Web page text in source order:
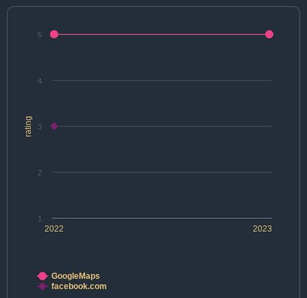
rating
2022 2023
1
2
3
4
5
GoogleMaps
facebook.com